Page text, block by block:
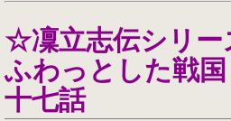
☆凜立志伝シリ
ふわっとした戦
十七話